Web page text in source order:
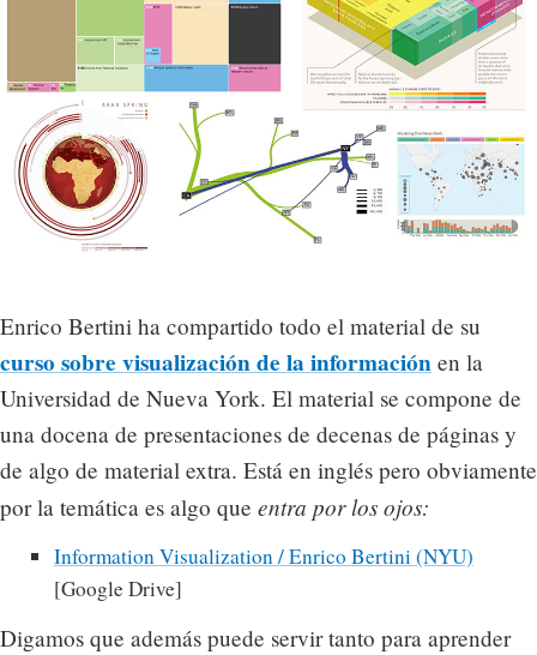
Enrico Bertini ha compartido todo el material de su
curso sobre visualización de la información en la
Universidad de Nueva York. El material se compone de
una docena de presentaciones de decenas de páginas y
de algo de material extra. Está en inglés pero obviamente
por la temática es algo que entra por los ojos:
Information Visualization / Enrico Bertini (NYU)
[Google Drive]
Digamos que además puede servir tanto para aprender